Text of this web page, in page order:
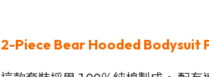
2-Piece Bear Hooded Bodysuit